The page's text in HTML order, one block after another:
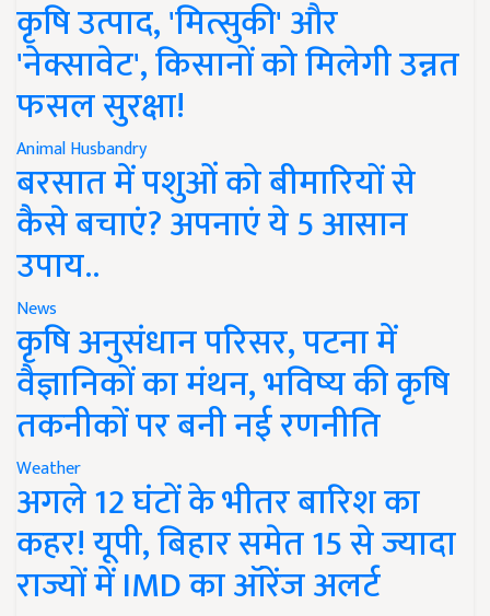
कृषि उत्पाद, 'मित्सुकी' और
'नेक्सावेट', किसानों को मिलेगी उन्नत
फसल सुरक्षा!
Animal Husbandry
बरसात में पशुओं को बीमारियों से
कैसे बचाएं? अपनाएं ये 5 आसान
उपाय..
News
कृषि अनुसंधान परिसर, पटना में
वैज्ञानिकों का मंथन, भविष्य की कृषि
तकनीकों पर बनी नई रणनीति
Weather
अगले 12 घंटों के भीतर बारिश का
कहर! यूपी, बिहार समेत 15 से ज्यादा
राज्यों में IMD का ऑरेंज अलर्ट